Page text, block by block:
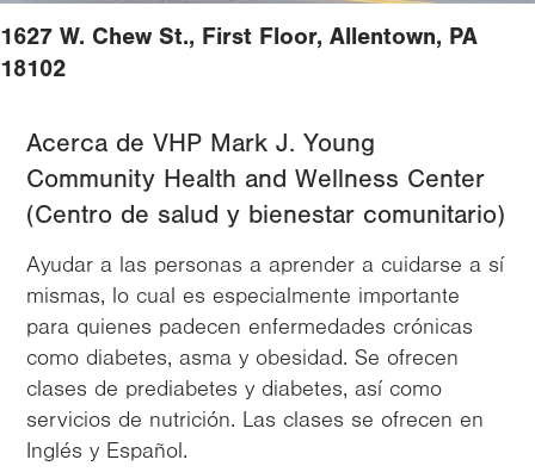
1627 W. Chew St., First Floor, Allentown, PA
18102
Acerca de VHP Mark J. Young
Community Health and Wellness Center
(Centro de salud y bienestar comunitario)
Ayudar a las personas a aprender a cuidarse a sí
mismas, lo cual es especialmente importante
para quienes padecen enfermedades crónicas
como diabetes, asma y obesidad. Se ofrecen
clases de prediabetes y diabetes, así como
servicios de nutrición. Las clases se ofrecen en
Inglés y Español.